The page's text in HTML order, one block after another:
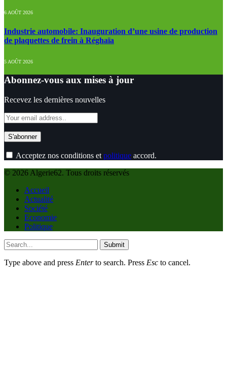
6 AOÛT 2026
Industrie automobile: Inauguration d’une usine de production
de plaquettes de frein à Réghaïa
5 AOÛT 2026
Abonnez-vous aux mises à jour
Recevez les dernières nouvelles
Acceptez nos conditions et politique accord.
© 2026 Algerie62. Tous droits réservés
Accueil
Actualité
Société
Economie
Politique
Submit
Type above and press Enterto search. Press Esc to cancel.